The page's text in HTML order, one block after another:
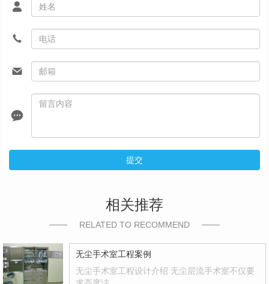
提交
相关推荐
RELATED TO RECOMMEND
无尘手术室工程案例
无尘手术室工程设计介绍 无尘层流手术室不仅要